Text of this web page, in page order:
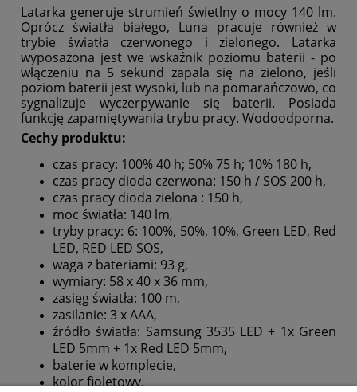
Latarka generuje strumień świetlny o mocy 140 lm.
Oprócz światła białego, Luna pracuje również w
trybie światła czerwonego i zielonego. Latarka
wyposażona jest we wskaźnik poziomu baterii - po
włączeniu na 5 sekund zapala się na zielono, jeśli
poziom baterii jest wysoki, lub na pomarańczowo, co
sygnalizuje wyczerpywanie się baterii. Posiada
funkcję zapamiętywania trybu pracy. Wodoodporna.
Cechy produktu:
czas pracy: 100% 40 h; 50% 75 h; 10% 180 h,
czas pracy dioda czerwona: 150 h / SOS 200 h,
czas pracy dioda zielona : 150 h,
moc światła: 140 lm,
tryby pracy: 6: 100%, 50%, 10%, Green LED, Red
LED, RED LED SOS,
waga z bateriami: 93 g,
wymiary: 58 x 40 x 36 mm,
zasięg światła: 100 m,
zasilanie: 3 x AAA,
źródło światła: Samsung 3535 LED + 1x Green
LED 5mm + 1x Red LED 5mm,
baterie w komplecie,
kolor fioletowy.